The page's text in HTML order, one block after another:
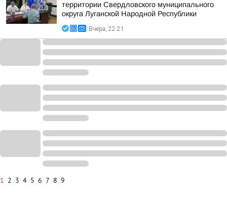
территории Свердловского муниципального
округа Луганской Народной Республики
Вчера, 22:21
1 2 3 4 5 6 7 8 9